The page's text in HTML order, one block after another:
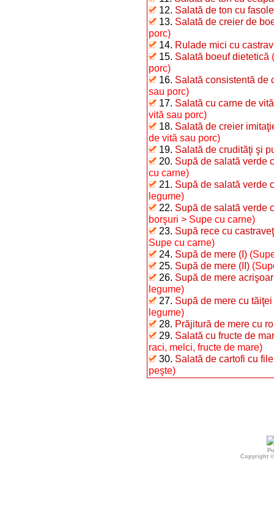
12. Salată de ton cu
13. Salată de creier de
porc)
14. Rulade mici cu
15. Salată boeuf dietetică
porc)
16. Salată consistentă de
sau porc)
17. Salată cu carne de
vită sau porc)
18. Salată de creier
de vită sau porc)
19. Salată de crudităţi şi
20. Supă de salată verde
cu carne)
21. Supă de salată verde
legume)
22. Supă de salată verde
borşuri > Supe cu carne)
23. Supă rece cu
Supe cu carne)
24. Supă de mere (I)
25. Supă de mere (II)
26. Supă de mere
legume)
27. Supă de mere cu tăiţei
legume)
28. Prăjitură de mere cu
29. Salată cu fructe de
raci, melci, fructe de mare)
30. Salată de cartofi cu
peşte)
Copyright